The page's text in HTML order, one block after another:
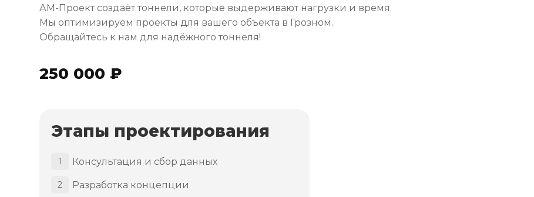
АМ-Проект создаёт тоннели, которые выдерживают нагрузки и время.
Мы оптимизируем проекты для вашего объекта в Грозном.
Обращайтесь к нам для надёжного тоннеля!
250 000 ₽
Этапы проектирования
1 Консультация и сбор данных
2 Разработка концепции